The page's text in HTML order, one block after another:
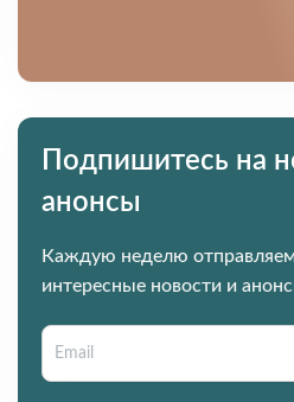
Подпишитесь на
анонсы
Каждую неделю
интересные новости и